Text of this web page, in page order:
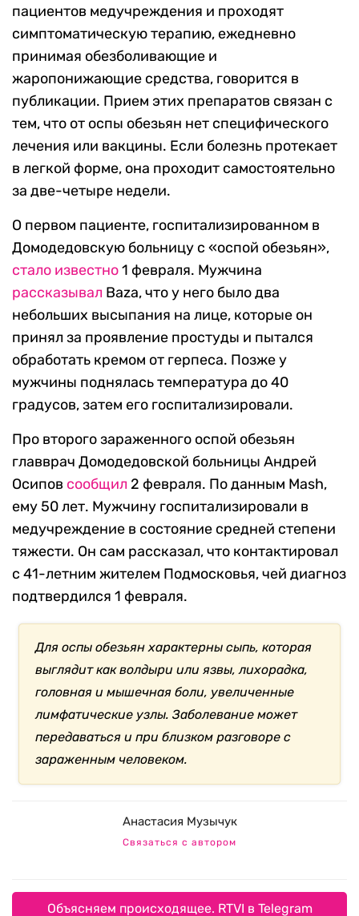
пациентов медучреждения и проходят
симптоматическую терапию, ежедневно
принимая обезболивающие и
жаропонижающие средства, говорится в
публикации. Прием этих препаратов связан с
тем, что от оспы обезьян нет специфического
лечения или вакцины. Если болезнь протекает
в легкой форме, она проходит самостоятельно
за две-четыре недели.
О первом пациенте, госпитализированном в
Домодедовскую больницу с «оспой обезьян»,
стало известно1 февраля. Мужчина
рассказывал Baza, что у него было два
небольших высыпания на лице, которые он
принял за проявление простуды и пытался
обработать кремом от герпеса. Позже у
мужчины поднялась температура до 40
градусов, затем его госпитализировали.
Про второго зараженного оспой обезьян
главврач Домодедовской больницы Андрей
Осипов сообщил 2 февраля. По данным Mash,
ему 50 лет. Мужчину госпитализировали в
медучреждение в состояние средней степени
тяжести. Он сам рассказал, что контактировал
с 41-летним жителем Подмосковья, чей диагноз
подтвердился 1 февраля.
Для оспы обезьян характерны сыпь, которая
выглядит как волдыри или язвы, лихорадка,
головная и мышечная боли, увеличенные
лимфатические узлы. Заболевание может
передаваться и при близком разговоре с
зараженным человеком.
Анастасия Музычук
Связаться с автором
Объясняем происходящее. RTVI в Telegram